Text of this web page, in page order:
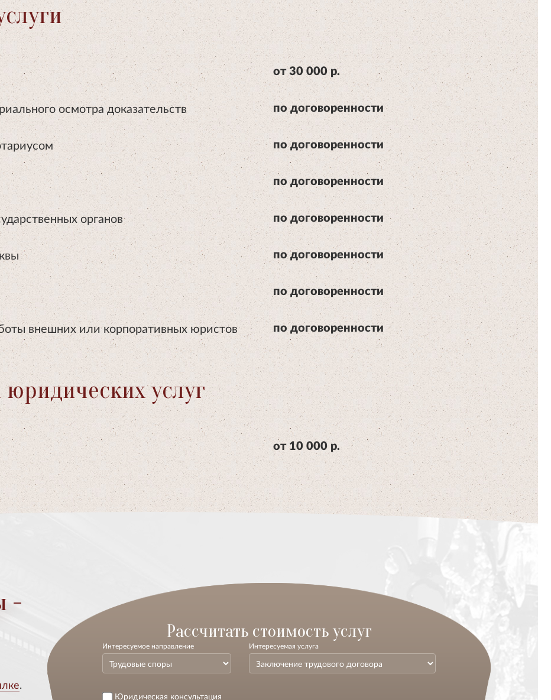
от 30 000 р.
осмотра доказательств по договоренности
по договоренности
по договоренности
органов по договоренности
по договоренности
по договоренности
внешних или корпоративных юристов по договоренности
услуг
от 10 000 р.
-
.
Расcчитать стоимость услуг
Интересуемое направление Интересуемая услуга
Юридическая консультация